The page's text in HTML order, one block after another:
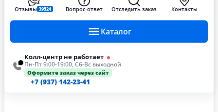
Каталог
Отзывы 39524 Вопрос-ответ Отследить заказ Контакты
Колл-центр не работает
Пн-Пт 9:00-19:00, Сб-Вс выходной
Оформите заказ через сайт
+7 (937) 142-23-41